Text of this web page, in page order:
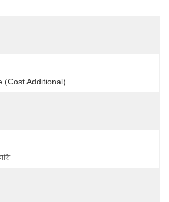
(Cost Additional)